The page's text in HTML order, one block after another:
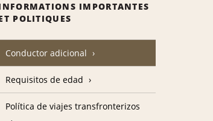
IMPORTANTES
POLITIQUES
Conductor adicional
Requisitos de edad
Política de viajes transfronterizos